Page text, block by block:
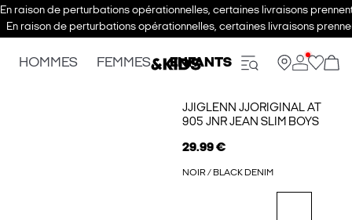
En raison de perturbations opérationnelles, certaines livraisons
En raison de perturbations opérationnelles, certaines livraisons
HOMMES FEMMES ENFANTS
JJIGLENN JJORIGINAL AT
905 JNR JEAN SLIM BOYS
29.99 €
NOIR / BLACK DENIM